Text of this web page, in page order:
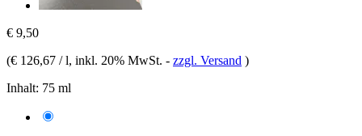
€ 9,50
(€ 126,67 / l, inkl. 20% MwSt. - zzgl. Versand )
Inhalt: 75 ml